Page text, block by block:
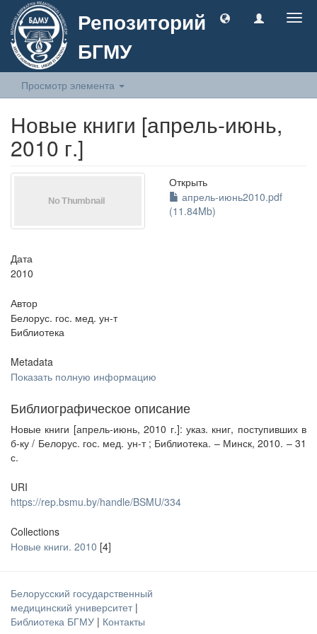
Репозиторий
БГМУ
Просмотр элемента
Новые книги [апрель-июнь,
2010 г.]
Открыть
апрель-июнь2010.pdf
(11.84Mb)
Дата
2010
Автор
Белорус. гос. мед. ун-т
Библиотека
Metadata
Показать полную информацию
Библиографическое описание
Новые книги [апрель-июнь, 2010 г.]: указ. книг, поступивших в
б-ку / Белорус. гос. мед. ун-т ; Библиотека. – Минск, 2010. – 31
с.
URI
https://rep.bsmu.by/handle/BSMU/334
Collections
Новые книги. 2010 [4]
Белорусский государственный
медицинский университет |
Библиотека БГМУ | Контакты